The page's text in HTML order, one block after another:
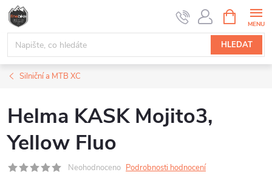
Přejít
obsah
HLEDAT
NÁKUPNÍ
KOŠÍK
Silniční a MTB XC
Helma KASK Mojito3,
Yellow Fluo
Neohodnoceno Podrobnosti hodnocení